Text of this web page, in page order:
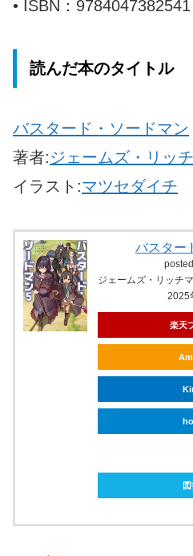
• ISBN：9784047382541
読んだ本のタイトル
バスタード・ソードマン
著者:ジェームズ・リッ
イラスト:マツセダイチ
バスター
ジェームズ・リッチ
2025
楽天